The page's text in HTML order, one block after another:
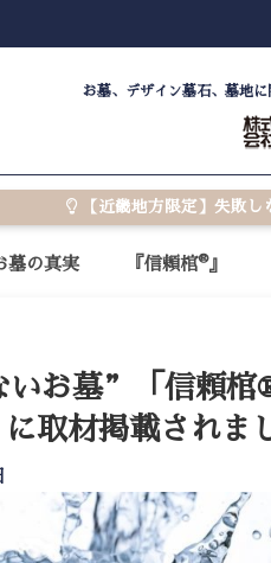
お墓、デザイン墓石、墓地
【近畿地方限定】失敗し
墓の真実 『信頼棺®』
いお墓”「信頼棺
取材掲載されま